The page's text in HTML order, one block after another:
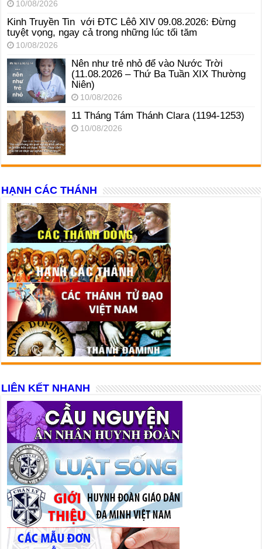
10/08/2026
Kinh Truyền Tin với ĐTC Lêô XIV 09.08.2026: Đừng
tuyệt vọng, ngay cả trong những lúc tối tăm
10/08/2026
Nên như trẻ nhỏ để vào Nước Trời
(11.08.2026 – Thứ Ba Tuần XIX Thường
Niên)
10/08/2026
11 Tháng Tám Thánh Clara (1194-1253)
10/08/2026
HẠNH CÁC THÁNH
LIÊN KẾT NHANH